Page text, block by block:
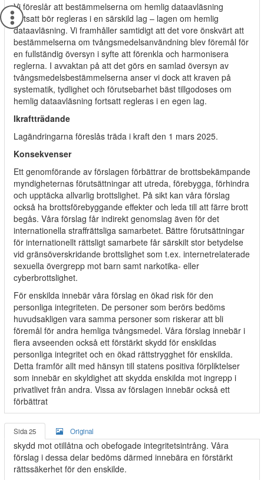
Vi föreslår att bestämmelserna om hemlig dataavläsning
fortsatt bör regleras i en särskild lag – lagen om hemlig
dataavläsning. Vi framhåller samtidigt att det vore önskvärt att
bestämmelserna om tvångsmedelsanvändning blev föremål för
en fullständig översyn i syfte att förenkla och harmonisera
reglerna. I avvaktan på att det görs en samlad översyn av
tvångsmedelsbestämmelserna anser vi dock att kraven på
systematik, tydlighet och förutsebarhet bäst tillgodoses om
hemlig dataavläsning fortsatt regleras i en egen lag.
Ikraftträdande
Lagändringarna föreslås träda i kraft den 1 mars 2025.
Konsekvenser
Ett genomförande av förslagen förbättrar de brottsbekämpande
myndigheternas förutsättningar att utreda, förebygga, förhindra
och upptäcka allvarlig brottslighet. På sikt kan våra förslag
också ha brottsförebyggande effekter och leda till att färre brott
begås. Våra förslag får indirekt genomslag även för det
internationella straffrättsliga samarbetet. Bättre förutsättningar
för internationellt rättsligt samarbete får särskilt stor betydelse
vid gränsöverskridande brottslighet som t.ex. internetrelaterade
sexuella övergrepp mot barn samt narkotika- eller
cyberbrottslighet.
För enskilda innebär våra förslag en ökad risk för den
personliga integriteten. De personer som berörs bedöms
huvudsakligen vara samma personer som riskerar att bli
föremål för andra hemliga tvångsmedel. Våra förslag innebär i
flera avseenden också ett förstärkt skydd för enskildas
personliga integritet och en ökad rättstrygghet för enskilda.
Detta framför allt med hänsyn till statens positiva förpliktelser
som innebär en skyldighet att skydda enskilda mot ingrepp i
privatlivet från andra. Vissa av förslagen innebär också ett
förbättrat
Sida 25 Original
skydd mot otillåtna och obefogade integritetsintrång. Våra
förslag i dessa delar bedöms därmed innebära en förstärkt
rättssäkerhet för den enskilde.